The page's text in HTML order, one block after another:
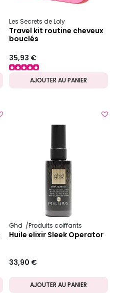
Les Secrets de Loly
Travel kit routine cheveux
bouclés
35,93 €
AJOUTER AU PANIER
Ghd Produits coiffants
Huile elixir Sleek Operator
33,90 €
AJOUTER AU PANIER